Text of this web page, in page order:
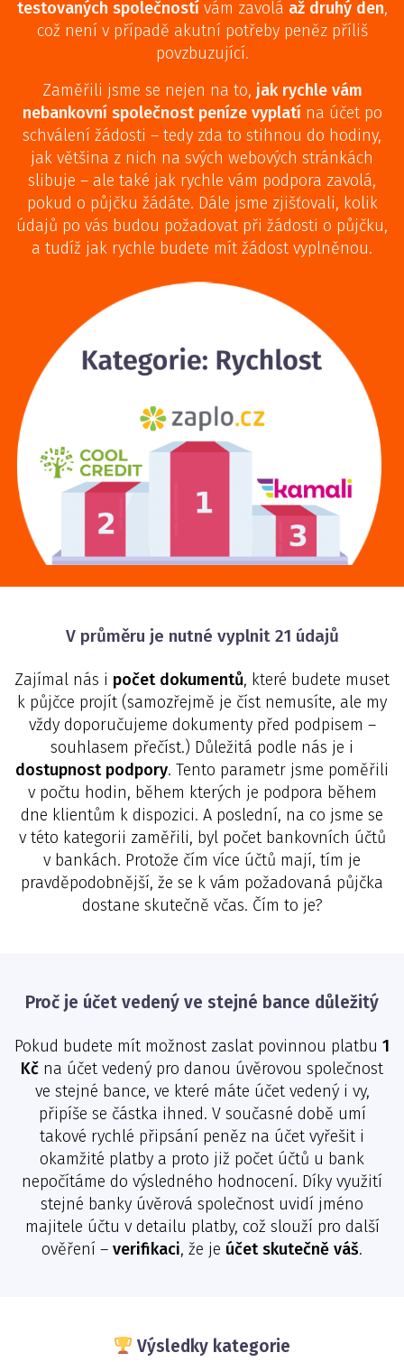
testovaných společnostívám zavolá až druhý den,
což není v případě akutní potřeby peněz příliš
povzbuzující.
Zaměřili jsme se nejen na to, jak rychle vám
nebankovní společnost peníze vyplatína účet po
schválení žádosti – tedy zda to stihnou do hodiny,
jak většina z nich na svých webových stránkách
slibuje – ale také jak rychle vám podpora zavolá,
pokud o půjčku žádáte. Dále jsme zjišťovali, kolik
údajů po vás budou požadovat při žádosti o půjčku,
a tudíž jak rychle budete mít žádost vyplněnou.
V průměru je nutné vyplnit 21 údajů
Zajímal nás i počet dokumentů, které budete muset
k půjčce projít (samozřejmě je číst nemusíte, ale my
vždy doporučujeme dokumenty před podpisem –
souhlasem přečíst.) Důležitá podle nás je i
dostupnost podpory. Tento parametr jsme poměřili
v počtu hodin, během kterých je podpora během
dne klientům k dispozici. A poslední, na co jsme se
v této kategorii zaměřili, byl počet bankovních účtů
v bankách. Protože čím více účtů mají, tím je
pravděpodobnější, že se k vám požadovaná půjčka
dostane skutečně včas. Čím to je?
Proč je účet vedený ve stejné bance důležitý
Pokud budete mít možnost zaslat povinnou platbu 1
Kč na účet vedený pro danou úvěrovou společnost
ve stejné bance, ve které máte účet vedený i vy,
připíše se částka ihned. V současné době umí
takové rychlé připsání peněz na účet vyřešit i
okamžité platby a proto již počet účtů u bank
nepočítáme do výsledného hodnocení. Díky využití
stejné banky úvěrová společnost uvidí jméno
majitele účtu v detailu platby, což slouží pro další
ověření – verifikaci, že je účet skutečně váš.
Výsledky kategorie